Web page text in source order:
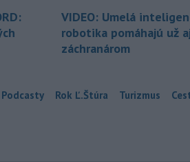
VIDEO: Umelá
robotika pomáhajú už
záchranárom
Podcasty Rok Ľ.Štúra Turizmus